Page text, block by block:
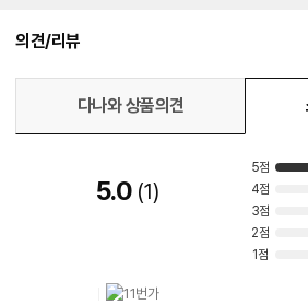
의견/리뷰
다나와 상품의견
5.0 1
5점
4점
3점
2점
1점